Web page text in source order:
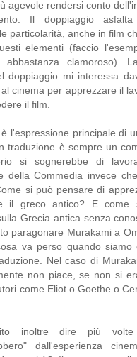
agevole rendersi conto
Il doppiaggio
particolarità, anche in film
elementi (faccio
abbastanza clamoroso).
doppiaggio mi interessa
cinema per apprezzare il
il film.
l'espressione principale di
traduzione è sempre un
si sognerebbe di
della Commedia invece
si può pensare di
il greco antico? E
Grecia antica senza
paragonare Murakami a
va perso quando siamo
Nel caso di
non piace, se non si
come Eliot o Goethe o
inoltre dire più
dall'esperienza